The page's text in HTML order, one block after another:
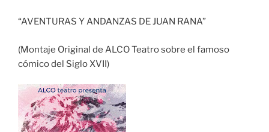
“AVENTURAS Y ANDANZAS DE JUAN RANA”
(Montaje Original de ALCO Teatro sobre el famoso
cómico del Siglo XVII)